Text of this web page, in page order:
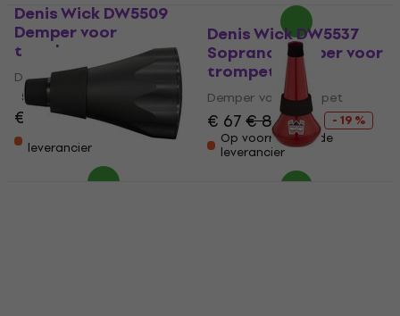
Denis Wick DW5509
Demper voor
trombone
Demper voor trombone
5
€ 78,10
Op voorraad bij de
leverancier
Denis Wick DW5537
Soprano Demper voor
trompet
Demper voor trompet
€ 67€ 82,50
- 19 %
Op voorraad bij de
leverancier